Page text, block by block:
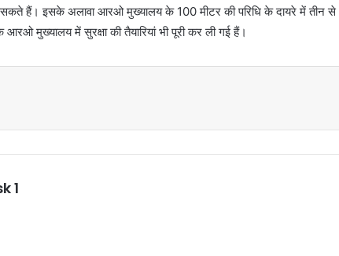
हैं। इसके अलावा आरओ मुख्यालय के 100 मीटर की परिधि के दायरे में तीन से
मुख्यालय में सुरक्षा की तैयारियां भी पूरी कर ली गई हैं।
1